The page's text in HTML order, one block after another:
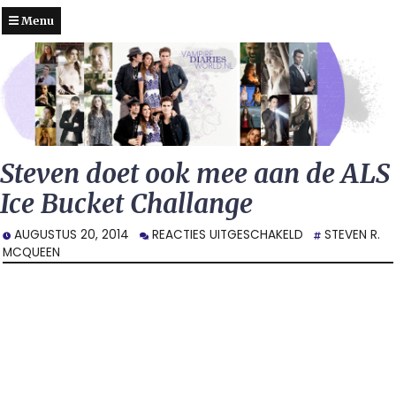
Menu
Steven doet ook mee aan de ALS
Ice Bucket Challange
AUGUSTUS 20, 2014 REACTIES UITGESCHAKELD VOOR
DOET
STEVEN R.
MCQUEEN